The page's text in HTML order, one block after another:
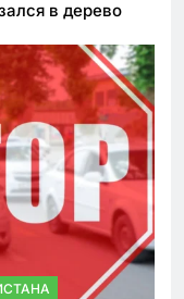
в дерево